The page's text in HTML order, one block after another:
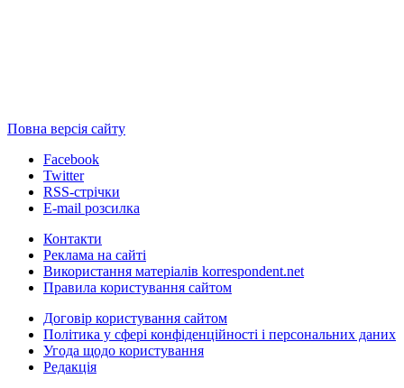
Повна версія сайту
Facebook
Twitter
RSS-стрічки
E-mail розсилка
Контакти
Реклама на сайті
Використання матеріалів korrespondent.net
Правила користування сайтом
Договір користування сайтом
Політика у сфері конфіденційності і персональних даних
Угода щодо користування
Редакція